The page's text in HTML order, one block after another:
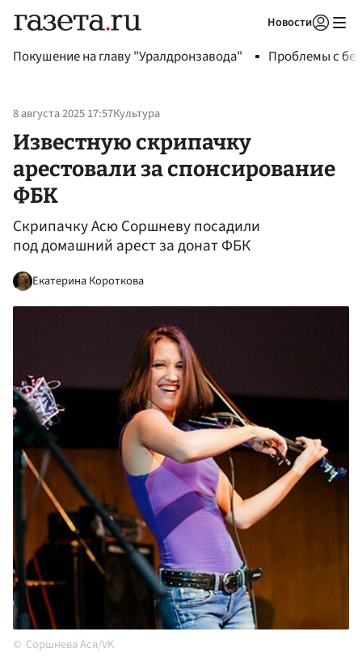
Новости
Покушение на главу "Уралдронзавода" Проблемы с
8 августа 2025 17:57Культура
Известную скрипачку
арестовали за спонсирование
ФБК
Скрипачку Асю Соршневу посадили
под домашний арест за донат ФБК
Екатерина Короткова
Соршнева Ася/VK